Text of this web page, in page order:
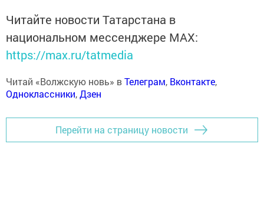
Читайте новости Татарстана в
национальном мессенджере MАХ:
https://max.ru/tatmedia
Читай «Волжскую новь» вТелеграм, Вконтакте,
Одноклассники,Дзен
Перейти на страницу новости